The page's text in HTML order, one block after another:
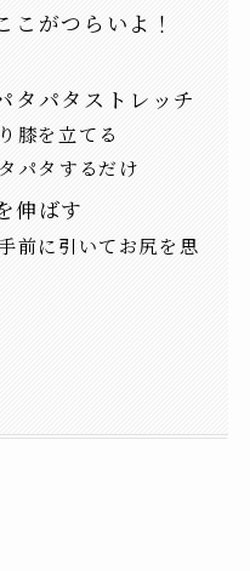
こがつらいよ！
タパタストレッチ
膝を立てる
パタするだけ
伸ばす
前に引いてお尻を思